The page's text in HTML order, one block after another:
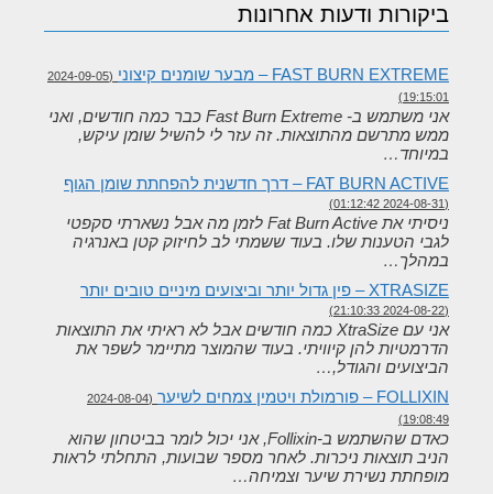
ביקורות ודעות אחרונות
FAST BURN EXTREME – מבער שומנים קיצוני
(2024-09-05
19:15:01)
אני משתמש ב- Fast Burn Extreme כבר כמה חודשים, ואני
ממש מתרשם מהתוצאות. זה עזר לי להשיל שומן עיקש,
במיוחד…
FAT BURN ACTIVE – דרך חדשנית להפחתת שומן הגוף
(2024-08-31 01:12:42)
ניסיתי את Fat Burn Active לזמן מה אבל נשארתי סקפטי
לגבי הטענות שלו. בעוד ששמתי לב לחיזוק קטן באנרגיה
במהלך…
XTRASIZE – פין גדול יותר וביצועים מיניים טובים יותר
(2024-08-22 21:10:33)
אני עם XtraSize כמה חודשים אבל לא ראיתי את התוצאות
הדרמטיות להן קיוויתי. בעוד שהמוצר מתיימר לשפר את
הביצועים והגודל,…
FOLLIXIN – פורמולת ויטמין צמחים לשיער
(2024-08-04
19:08:49)
כאדם שהשתמש ב-Follixin, אני יכול לומר בביטחון שהוא
הניב תוצאות ניכרות. לאחר מספר שבועות, התחלתי לראות
מופחתת נשירת שיער וצמיחה…